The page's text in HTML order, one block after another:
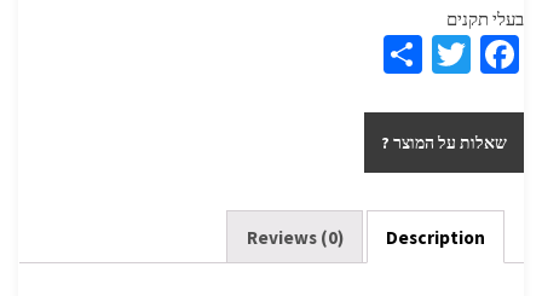
בעלי תקנים
Fa
b
o
o
k
T
tt
er
ar
e
שאלות על המוצר ?
Description
Reviews (0)